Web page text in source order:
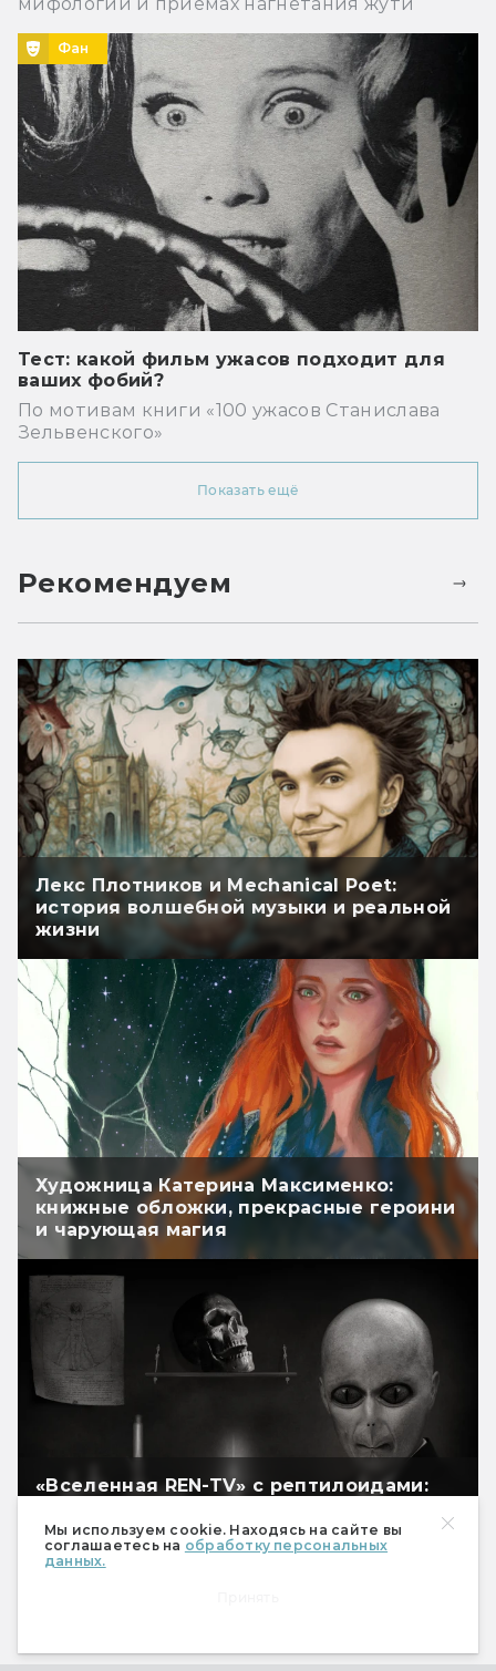
Мы используем cookie. Находясь на сайте вы
соглашаетесь на обработку персональных
данных.
Фан
Тест: какой фильм ужасов подходит для
ваших фобий?
По мотивам книги «100 ужасов Станислава
Зельвенского»
Показать ещё
Рекомендуем
Лекс Плотников и Mechanical Poet:
история волшебной музыки и реальной
жизни
Художница Катерина Максименко:
книжные обложки, прекрасные героини
и чарующая магия
«Вселенная REN-TV» с рептилоидами:
правдой